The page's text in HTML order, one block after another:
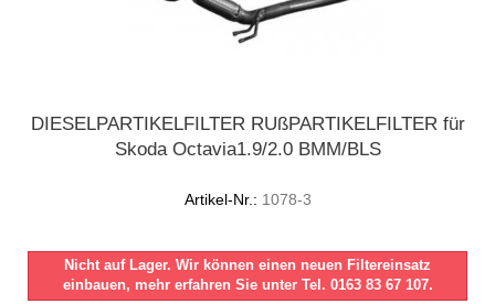
DIESELPARTIKELFILTER RUßPARTIKELFILTER für
Skoda Octavia1.9/2.0 BMM/BLS
Artikel-Nr.: 1078-3
Nicht auf Lager. Wir können einen neuen Filtereinsatz
einbauen, mehr erfahren Sie unter Tel. 0163 83 67 107.